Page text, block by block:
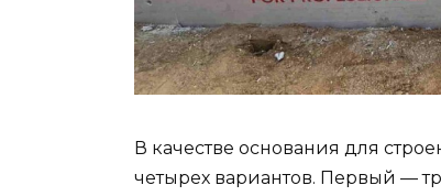
В качестве основания для
четырех вариантов. Первый —